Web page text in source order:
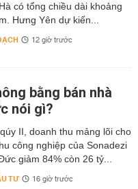
có tổng chiều dài khoảng
Hưng Yên dự kiến...
12 giờ trước
bằng bán nhà
nói gì?
II, doanh thu mảng lõi cho
công nghiệp của Sonadezi
giảm 84% còn 26 tỷ...
TƯ 16 giờ trước